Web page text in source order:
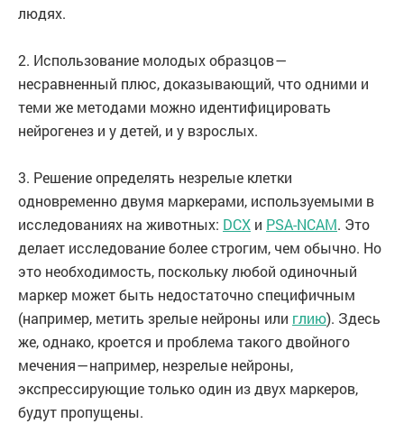
людях.
2. Использование молодых образцов —
несравненный плюс, доказывающий, что одними и
теми же методами можно идентифицировать
нейрогенез и у детей, и у взрослых.
3. Решение определять незрелые клетки
одновременно двумя маркерами, используемыми в
исследованиях на животных: DCX и PSA-NCAM. Это
делает исследование более строгим, чем обычно. Но
это необходимость, поскольку любой одиночный
маркер может быть недостаточно специфичным
(например, метить зрелые нейроны или глию). Здесь
же, однако, кроется и проблема такого двойного
мечения — например, незрелые нейроны,
экспрессирующие только один из двух маркеров,
будут пропущены.